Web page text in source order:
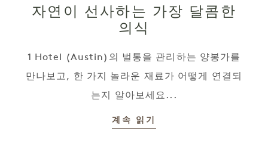
자연이 선사하는 가장 달콤한
의식
1 Hotel (Austin)의 벌통을 관리하는 양봉가를
만나보고, 한 가지 놀라운 재료가 어떻게 연결되
는지 알아보세요...
계속 읽기